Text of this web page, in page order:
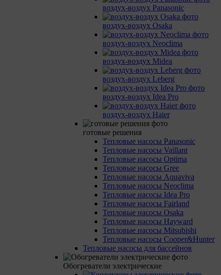
воздух-воздух Panasonic
воздух-воздух Osaka
воздух-воздух Neoclima
воздух-воздух Midea
воздух-воздух Leberg
воздух-воздух Idea Pro
воздух-воздух Haier
готовые решения
Тепловые насосы Panasonic
Тепловые насосы Vaillant
Тепловые насосы Optima
Тепловые насосы Gree
Тепловые насосы Aquaviva
Тепловые насосы Neoclima
Тепловые насосы Idea Pro
Тепловые насосы Fairland
Тепловые насосы Osaka
Тепловые насосы Hayward
Тепловые насосы Mitsubishi
Тепловые насосы Cooper&Hunter
Тепловые насосы для бассейнов
Обогреватели электрические